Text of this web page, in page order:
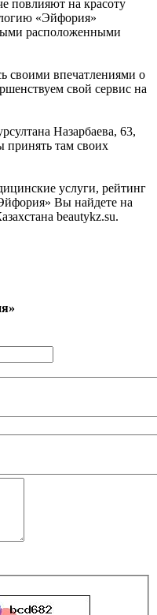
повлияют на красоту
«Эйфория»
расположенными
своими впечатлениями о
свой сервис на
Назарбаева, 63,
принять там своих
услуги, рейтинг
Вы найдете на
beautykz.su.